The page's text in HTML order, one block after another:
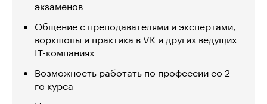
экзаменов
Общение с преподавателями и экспертами,
воркшопы и практика в VK и других ведущих
IT-компаниях
Возможность работать по профессии со 2-
го курса